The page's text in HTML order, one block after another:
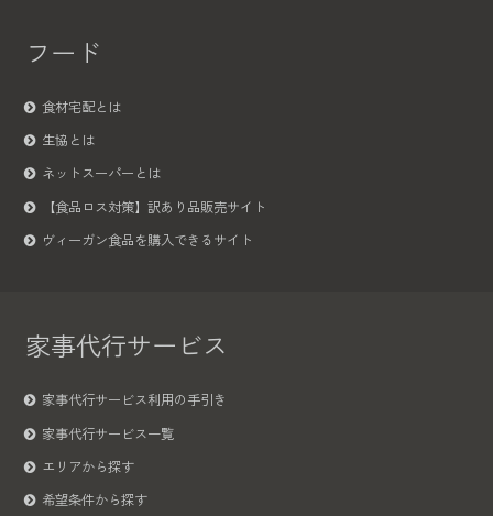
フード
食材宅配とは
生協とは
ネットスーパーとは
【食品ロス対策】訳あり品販売サイト
ヴィーガン食品を購入できるサイト
家事代行サービス
家事代行サービス利用の手引き
家事代行サービス一覧
エリアから探す
希望条件から探す